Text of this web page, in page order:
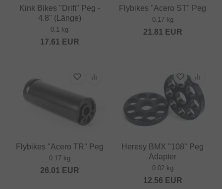
Kink Bikes "Drift" Peg -
4.8" (Länge)
0.1 kg
17.61 EUR
Flybikes "Acero ST" Peg
0.17 kg
21.81 EUR
Flybikes "Acero TR" Peg
0.17 kg
26.01 EUR
Heresy BMX "108" Peg
Adapter
0.02 kg
12.56 EUR